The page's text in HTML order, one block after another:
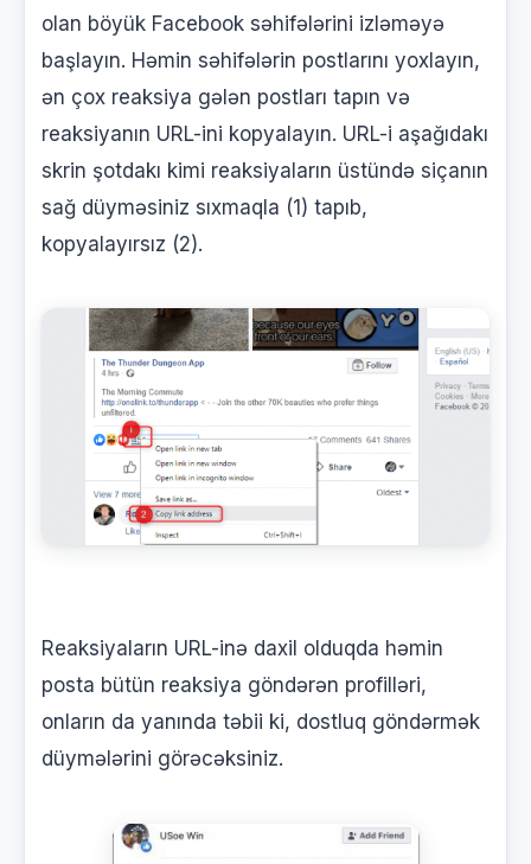
olan böyük Facebook səhifələrini izləməyə
başlayın. Həmin səhifələrin postlarını yoxlayın,
ən çox reaksiya gələn postları tapın və
reaksiyanın URL-ini kopyalayın. URL-i aşağıdakı
skrin şotdakı kimi reaksiyaların üstündə siçanın
sağ düyməsiniz sıxmaqla (1) tapıb,
kopyalayırsız (2).
Reaksiyaların URL-inə daxil olduqda həmin
posta bütün reaksiya göndərən profilləri,
onların da yanında təbii ki, dostluq göndərmək
düymələrini görəcəksiniz.